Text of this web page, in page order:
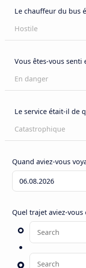
Le chauffeur du bus
Hostile
Vous êtes-vous senti
En danger
Le service était-il de
Catastrophique
Quand aviez-vous
Quel trajet aviez-vous